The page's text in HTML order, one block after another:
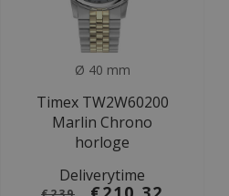
Ø 40 mm
Timex TW2W60200
Marlin Chrono
horloge
Deliverytime